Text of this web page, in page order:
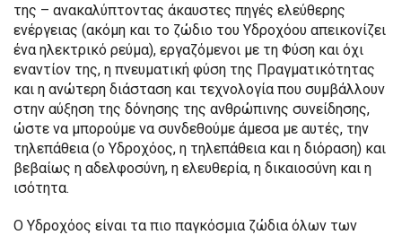
της – ανακαλύπτοντας άκαυστες πηγές ελεύθερης
ενέργειας (ακόμη και το ζώδιο του Υδροχόου απεικονίζει
ένα ηλεκτρικό ρεύμα), εργαζόμενοι με τη Φύση και όχι
εναντίον της, η πνευματική φύση της Πραγματικότητας
και η ανώτερη διάσταση και τεχνολογία που συμβάλλουν
στην αύξηση της δόνησης της ανθρώπινης συνείδησης,
ώστε να μπορούμε να συνδεθούμε άμεσα με αυτές, την
τηλεπάθεια (ο Υδροχόος, η τηλεπάθεια και η διόραση) και
βεβαίως η αδελφοσύνη, η ελευθερία, η δικαιοσύνη και η
ισότητα.
Ο Υδροχόος είναι τα πιο παγκόσμια ζώδια όλων των